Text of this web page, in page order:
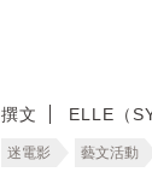
撰文 ELLE（
迷電影 藝文活動